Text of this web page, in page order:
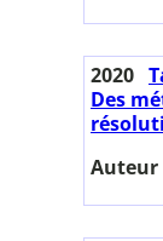
2020
Des
Auteur